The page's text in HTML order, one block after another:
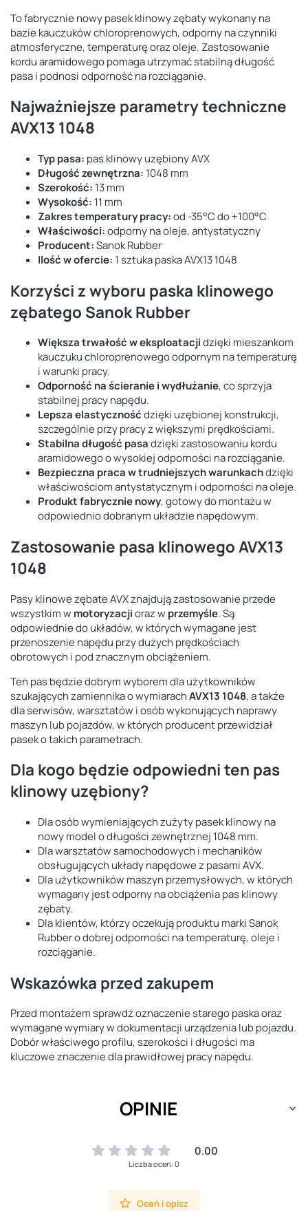
To fabrycznie nowy pasek klinowy zębaty wykonany na
bazie kauczuków chloroprenowych, odporny na czynniki
atmosferyczne, temperaturę oraz oleje. Zastosowanie
kordu aramidowego pomaga utrzymać stabilną długość
pasa i podnosi odporność na rozciąganie.
Najważniejsze parametry techniczne
AVX13 1048
Typ pasa: pas klinowy uzębiony AVX
Długość zewnętrzna: 1048 mm
Szerokość: 13 mm
Wysokość: 11 mm
Zakres temperatury pracy:od -35°C do +100°C
Właściwości:odporny na oleje, antystatyczny
Producent:Sanok Rubber
Ilość w ofercie: 1 sztuka paska AVX13 1048
Korzyści z wyboru paska klinowego
zębatego Sanok Rubber
Większa trwałość w eksploatacjidzięki mieszankom
kauczuku chloroprenowego odpornym na temperaturę
i warunki pracy.
Odporność na ścieranie i wydłużanie, co sprzyja
stabilnej pracy napędu.
Lepsza elastycznośćdzięki uzębionej konstrukcji,
szczególnie przy pracy z większymi prędkościami.
Stabilna długość pasadzięki zastosowaniu kordu
aramidowego o wysokiej odporności na rozciąganie.
Bezpieczna praca w trudniejszych warunkachdzięki
właściwościom antystatycznym i odporności na oleje.
Produkt fabrycznie nowy, gotowy do montażu w
odpowiednio dobranym układzie napędowym.
Zastosowanie pasa klinowego AVX13
1048
Pasy klinowe zębate AVX znajdują zastosowanie przede
wszystkim w motoryzacjioraz w przemyśle. Są
odpowiednie do układów, w których wymagane jest
przenoszenie napędu przy dużych prędkościach
obrotowych i pod znacznym obciążeniem.
Ten pas będzie dobrym wyborem dla użytkowników
szukających zamiennika o wymiarachAVX13 1048, a także
dla serwisów, warsztatów i osób wykonujących naprawy
maszyn lub pojazdów, w których producent przewidział
pasek o takich parametrach.
Dla kogo będzie odpowiedni ten pas
klinowy uzębiony?
Dla osób wymieniających zużyty pasek klinowy na
nowy model o długości zewnętrznej 1048 mm.
Dla warsztatów samochodowych i mechaników
obsługujących układy napędowe z pasami AVX.
Dla użytkowników maszyn przemysłowych, w których
wymagany jest odporny na obciążenia pas klinowy
zębaty.
Dla klientów, którzy oczekują produktu marki Sanok
Rubber o dobrej odporności na temperaturę, oleje i
rozciąganie.
Wskazówka przed zakupem
Przed montażem sprawdź oznaczenie starego paska oraz
wymagane wymiary w dokumentacji urządzenia lub pojazdu.
Dobór właściwego profilu, szerokości i długości ma
kluczowe znaczenie dla prawidłowej pracy napędu.
OPINIE
0.00
Liczba ocen: 0
Oceń i opisz